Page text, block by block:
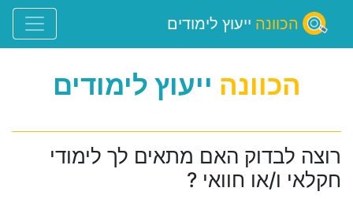
הכוונה ייעוץ לימודים
הכוונה ייעוץ לימודים
רוצה לבדוק האם מתאים לך לימודי
חקלאי ו/או חוואי ?